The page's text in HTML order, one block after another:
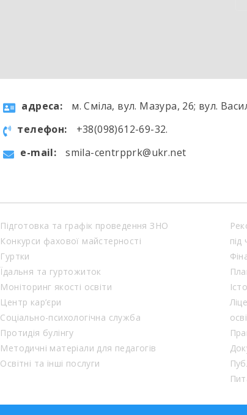
aдресa:
м. Сміла, вул. Мазура, 26; вул.
телефон:
+38(098)612-69-32.
e-mail:
smila-centrpprk@ukr.net
Підготовка та графік проведення ЗНО
Конкурси фахової майстерності
Гуртки
Їдальня та гуртожиток
Моніторинг якості освіти
Центр кар’єри
Соціально-психологічна служба
Протидія булінгу
Методичні матеріали для педагогів
Освітні та інші послуги